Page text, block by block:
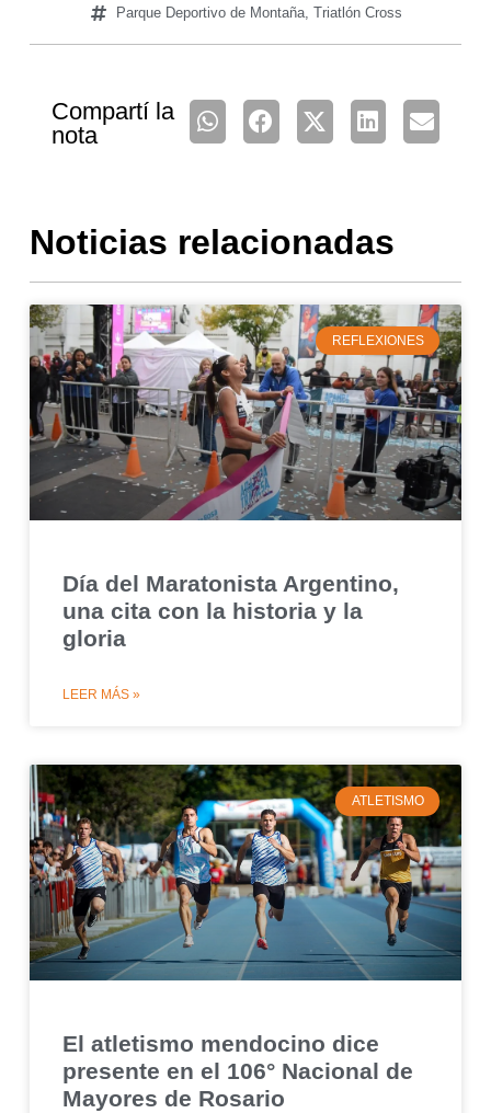
Parque Deportivo de Montaña, Triatlón Cross
Compartí la
nota
Noticias relacionadas
REFLEXIONES
Día del Maratonista Argentino,
una cita con la historia y la
gloria
LEER MÁS »
ATLETISMO
El atletismo mendocino dice
presente en el 106° Nacional de
Mayores de Rosario